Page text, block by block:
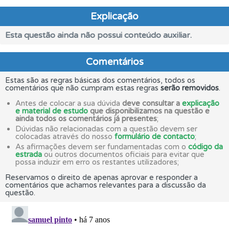
Explicação
Esta questão ainda não possui conteúdo auxiliar.
Comentários
Estas são as regras básicas dos comentários, todos os
comentários que não cumpram estas regras serão removidos.
Antes de colocar a sua dúvida deve consultar a explicação
e material de estudo que disponibilizamos na questão e
ainda todos os comentários já presentes;
Dúvidas não relacionadas com a questão devem ser
colocadas através do nosso formulário de contacto;
As afirmações devem ser fundamentadas com o código da
estrada ou outros documentos oficiais para evitar que
possa induzir em erro os restantes utilizadores;
Reservamos o direito de apenas aprovar e responder a
comentários que achamos relevantes para a discussão da
questão.